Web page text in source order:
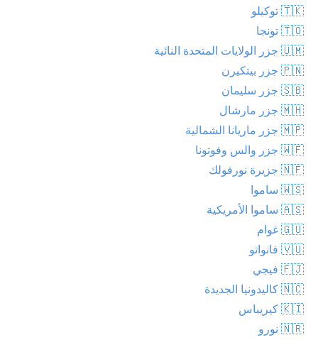
🇹🇰 توكيلو
🇹🇴 تونجا
🇺🇲 جزر الولايات المتحدة النائية
🇵🇳 جزر بيتكيرن
🇸🇧 جزر سليمان
🇲🇭 جزر مارشال
🇲🇵 جزر ماريانا الشمالية
🇼🇫 جزر والس وفوتونا
🇳🇫 جزيرة نورفولك
🇼🇸 ساموا
🇦🇸 ساموا الأمريكية
🇬🇺 غوام
🇻🇺 فانواتو
🇫🇯 فيجي
🇳🇨 كاليدونيا الجديدة
🇰🇮 كيريباس
🇳🇷 نورو